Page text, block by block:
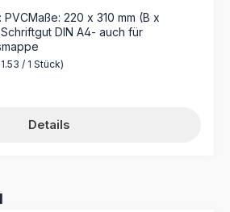
220 x 310 mm (B x
DIN A4- auch für
/ 1 Stück)
Details